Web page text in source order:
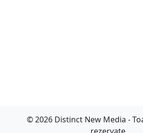
© 2026 Distinct New Media -